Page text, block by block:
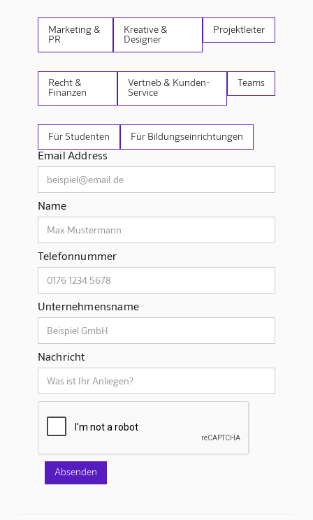
Marketing &
PR
Kreative &
Designer
Projektleiter
Recht &
Finanzen
Vertrieb & Kunden-
Service
Teams
Für Studenten Für Bildungseinrichtungen
Email Address
Name
Telefonnummer
Unternehmensname
Nachricht